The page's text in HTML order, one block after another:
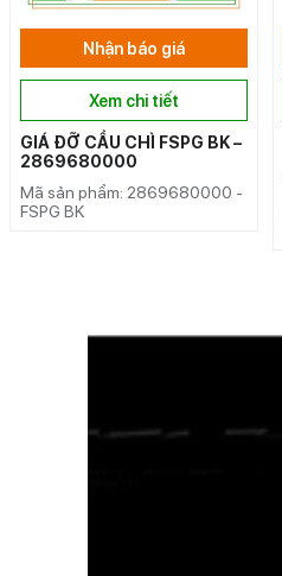
Nhận báo giá
Xem chi tiết
GIÁ ĐỠ CẦU CHÌ FSPG BK –
2869680000
Mã sản phẩm: 2869680000 -
FSPG BK